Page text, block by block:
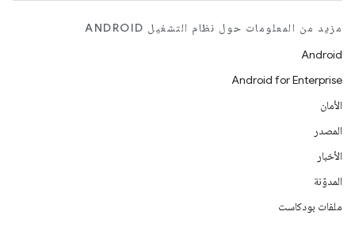
مزيد من المعلومات حول نظام التشغيل ANDROID
Android
Android for Enterprise
الأمان
المصدر
الأخبار
المدوّنة
ملفات بودكاست